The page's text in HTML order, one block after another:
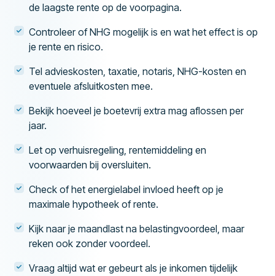
de laagste rente op de voorpagina.
Controleer of NHG mogelijk is en wat het effect is op
je rente en risico.
Tel advieskosten, taxatie, notaris, NHG-kosten en
eventuele afsluitkosten mee.
Bekijk hoeveel je boetevrij extra mag aflossen per
jaar.
Let op verhuisregeling, rentemiddeling en
voorwaarden bij oversluiten.
Check of het energielabel invloed heeft op je
maximale hypotheek of rente.
Kijk naar je maandlast na belastingvoordeel, maar
reken ook zonder voordeel.
Vraag altijd wat er gebeurt als je inkomen tijdelijk